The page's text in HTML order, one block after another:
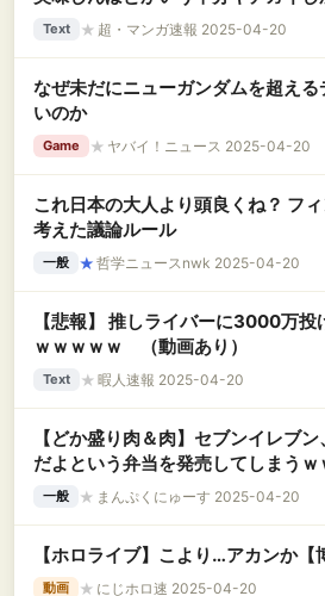
Text ★ 超・マンガ速報 2025-04-20
なぜ未だにニューガンダムを超え
いのか
Game ★ ヤバイ！ニュース 2025-04-20
これ日本の大人より頭良くね？ フ
考えた議論ルール
一般 ★ 哲学ニュースnwk 2025-04-20
【悲報】 推しライバーに3000万投
ｗｗｗｗｗ （動画あり）
Text ★ 暇人速報 2025-04-20
【どか盛り肉＆肉】セブンイレブ
だよという弁当を発売してしまうｗ
一般 ★ まんぷくにゅーす 2025-04-20
【ホロライブ】こより…アカンか【
動画 ★ にじホロ速 2025-04-20